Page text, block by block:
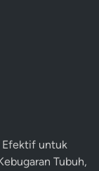
Efektif untuk
Tubuh,